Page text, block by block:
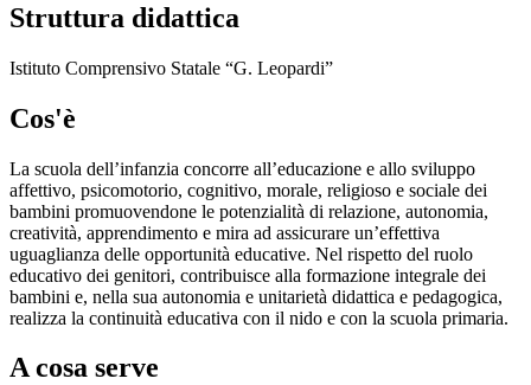
Struttura didattica
Istituto Comprensivo Statale “G. Leopardi”
Cos'è
La scuola dell’infanzia concorre all’educazione e allo sviluppo
affettivo, psicomotorio, cognitivo, morale, religioso e sociale dei
bambini promuovendone le potenzialità di relazione, autonomia,
creatività, apprendimento e mira ad assicurare un’effettiva
uguaglianza delle opportunità educative. Nel rispetto del ruolo
educativo dei genitori, contribuisce alla formazione integrale dei
bambini e, nella sua autonomia e unitarietà didattica e pedagogica,
realizza la continuità educativa con il nido e con la scuola primaria.
A cosa serve